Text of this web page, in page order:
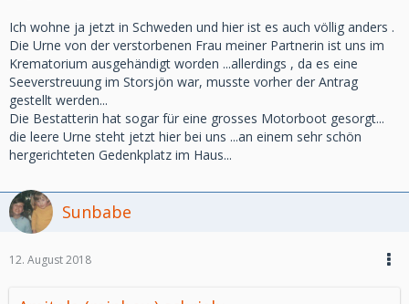
Ich wohne ja jetzt in Schweden und hier ist es auch völlig anders .
Die Urne von der verstorbenen Frau meiner Partnerin ist uns im
Krematorium ausgehändigt worden ...allerdings , da es eine
Seeverstreuung im Storsjön war, musste vorher der Antrag
gestellt werden...
Die Bestatterin hat sogar für eine grosses Motorboot gesorgt...
die leere Urne steht jetzt hier bei uns ...an einem sehr schön
hergerichteten Gedenkplatz im Haus...
Sunbabe
12. August 2018